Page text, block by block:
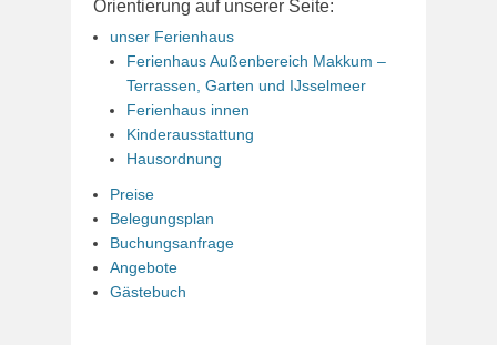
Orientierung auf unserer Seite:
unser Ferienhaus
Ferienhaus Außenbereich Makkum –
Terrassen, Garten und IJsselmeer
Ferienhaus innen
Kinderausstattung
Hausordnung
Preise
Belegungsplan
Buchungsanfrage
Angebote
Gästebuch